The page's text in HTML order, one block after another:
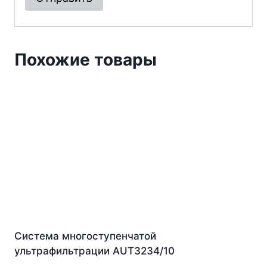
Похожие товары
Система многоступенчатой
ультрафильтрации AUT3234/10